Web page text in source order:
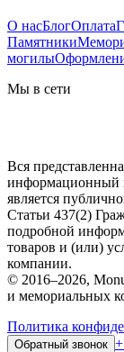
О насБлогОплата
Памятники
могилы
Мы в сети
Вся
информационный
является
Статьи 437(2)
подробной
товаров и (или)
компании.
© 2016–2026,
и мемориальных
Политика
Обратный звонок